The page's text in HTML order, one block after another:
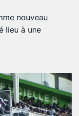
nouveau
lieu à une